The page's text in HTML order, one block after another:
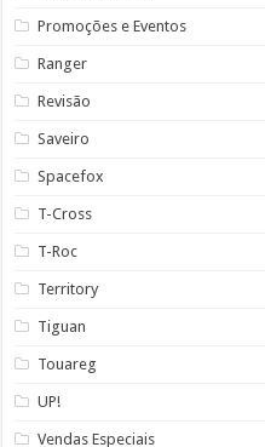
Promoções e Eventos
Ranger
Revisão
Saveiro
Spacefox
T-Cross
T-Roc
Territory
Tiguan
Touareg
UP!
Vendas Especiais